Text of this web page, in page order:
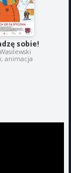
sobie!
animacja